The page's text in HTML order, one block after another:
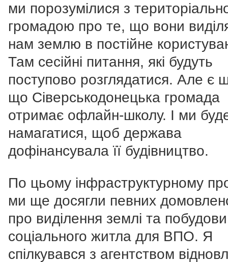
ми порозумілися з
громадою про те, що вони
нам землю в постійне
Там сесійні питання, які будуть
поступово розглядатися. Але є
що Сіверськодонецька громада
отримає офлайн-школу. І ми
намагатися, щоб держава
дофінансувала її будівництво.
По цьому інфраструктурному
ми ще досягли певних
про виділення землі та побудови
соціального житла для ВПО. Я
спілкувався з агентством